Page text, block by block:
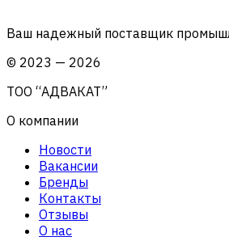
Ваш надежный поставщик
© 2023 — 2026
ТОО “АДВАКАТ”
О компании
Новости
Вакансии
Бренды
Контакты
Отзывы
О нас